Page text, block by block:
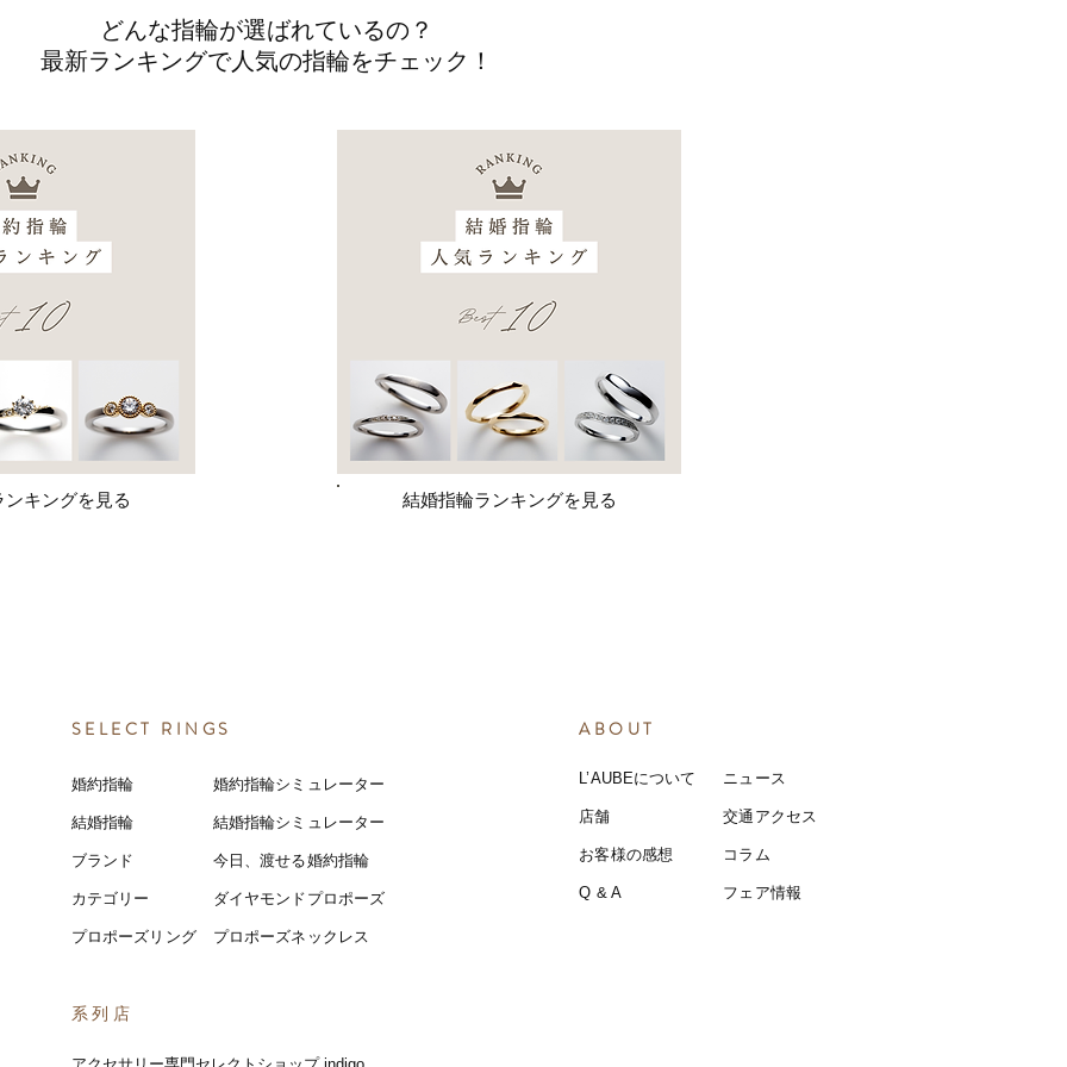
どんな指輪が選ばれているの？
最新ランキングで人気の指輪をチェック！
キングを見る 結婚指輪ランキングを見る
SELECT RINGS
婚約指輪
結婚指輪
ブランド
カテゴリー
プロポーズリング
婚約指輪シミュレーター
結婚指輪シミ ュ レーター
今日、渡せる婚約指輪
ダイヤモンドプロポーズ
プロポーズネックレス
​系列店
ABOUT
L’AUBEについて
店舗
お客様の感想
​Q & A
​ニュース
​交通アクセス
コラム
​​フェア情報